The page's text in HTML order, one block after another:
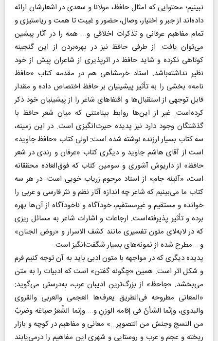
نبینیم؛ محتوایی که امثال حافظ، مولانا و سعدی در اشعارشان ارائه
داده‌اند از جبر و اختیار، وصال، حضور و غیبت تا همت و ریاستیزی و
تمام مفاهیم عرفانی و تذکرات اخلاقی و... همه را در آثار پیشین
می‌توان یافت. از طرفی حافظ نیز در بهره‌بردن از این گنجینه
کوتاهی نکرده و شاید حافظ در اثرپذیری از شاعران پیش از خود
نظیر نداشته‌باشد. استاد خرمشاهی هم در مقدمه کتاب «حافظ
نامه» بخشی را به تأثیر پیشینیان بر حافظ اختصاص داده و مقدار
قابل توجهی از استقبال‌ها و اقتفا‌های شاعر را از پیشینیان خود ذکر
کرده‌است. غیر از این‌ها روابط بینامتنی که میان شعر حافظ با
گذشتگان وجود دارد نیز پدیده حیرت‌انگیزی است. در این زمینه،
سه کتاب بسیار ارزنده نوشته شده است: اولی کتاب «حافظ جاوید»
است از آقای هاشم جاوید و دیگری کتاب «عرفان و رندی در شعر
حافظ» از داریوش آشوری و سومین کتاب که فوق‌العاده محققانه
است، «آئینه جام» از استاد مرحوم زریاب خویی است. در هر سه
کتاب ما می‌بینیم که شاعر چه اندازه آثار نظم و نثر فارسی و عربی را
خوانده و مستقیم و غیرمستقیم، خودآگاه و ناخودآگاه از آن‌ها بهره
برده و تأثیر پذیرفته‌است. ارجاعات و اشارات شاعر به مسائل ریزی
که در لابه‌لای متون تفسیری مانند کشف الاسرار و «روض الجنان»
و... مطرح شده از نمونه‌های بسیار شگفت‌انگیز است.
پدیده دیگری که در مواجهه با متون ادبی باید به آن توجه کنیم فرم
و شکل اثر است. همین «چگونه گفتن» است که ادبیات را به متن
می‌بخشد. «جاحظ» از بزرگ‌ترین ادیبان عرب، به‌درستی می‌گوید:
«المعانی مطروحه فی‌الطریق یعرف‌ها العجمی والعربی والقروی
والبدوی، وإنّما الشأنُ فی إقامه الوزنِ و... وإنما الشِّعرُ صیاغه وضربٌ
من النسج وجنسٌ من التصویر...» معانی و مفاهیم در کوچه و بازار
ریخته و عجم و عرب و روستایی و شهری این مفاهیم را درمی‌یابند